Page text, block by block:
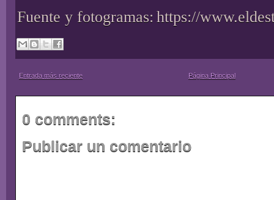
Fuente y fotogramas: https://
Entrada más reciente Página Principal
0 comments:
Publicar un comentario